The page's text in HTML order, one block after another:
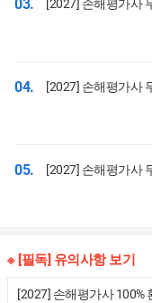
03. [2027] 손해평가사
04. [2027] 손해평가사
05. [2027] 손해평가사
※ [필독] 유의사항 보기